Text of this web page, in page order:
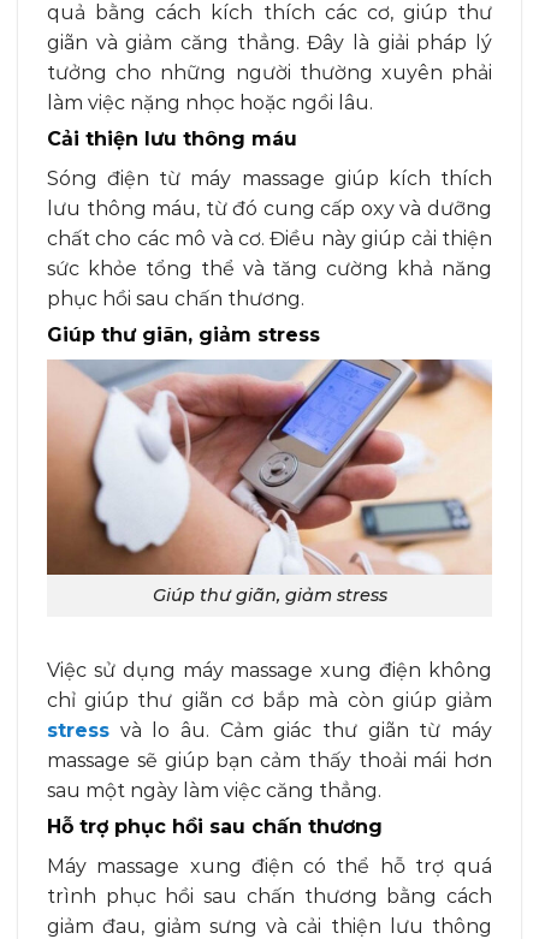
quả bằng cách kích thích các cơ, giúp thư
giãn và giảm căng thẳng. Đây là giải pháp lý
tưởng cho những người thường xuyên phải
làm việc nặng nhọc hoặc ngồi lâu.
Cải thiện lưu thông máu
Sóng điện từ máy massage giúp kích thích
lưu thông máu, từ đó cung cấp oxy và dưỡng
chất cho các mô và cơ. Điều này giúp cải thiện
sức khỏe tổng thể và tăng cường khả năng
phục hồi sau chấn thương.
Giúp thư giãn, giảm stress
Giúp thư giãn, giảm stress
Việc sử dụng máy massage xung điện không
chỉ giúp thư giãn cơ bắp mà còn giúp giảm
stress và lo âu. Cảm giác thư giãn từ máy
massage sẽ giúp bạn cảm thấy thoải mái hơn
sau một ngày làm việc căng thẳng.
Hỗ trợ phục hồi sau chấn thương
Máy massage xung điện có thể hỗ trợ quá
trình phục hồi sau chấn thương bằng cách
giảm đau, giảm sưng và cải thiện lưu thông